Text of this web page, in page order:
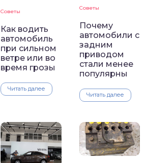
Советы
Как водить
автомобиль
при сильном
ветре или во
время грозы
Читать далее
Советы
Почему
автомобили с
задним
приводом
стали менее
популярны
Читать далее